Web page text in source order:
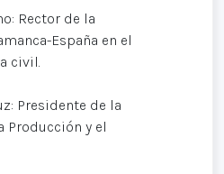
Rector de la
España en el
civil.
Presidente de la
Producción y el